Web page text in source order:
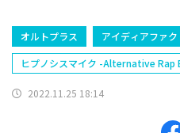
オルトプラス
アイディアファク
ヒプノシスマイク -Alternative Rap
2022.11.25 18:14